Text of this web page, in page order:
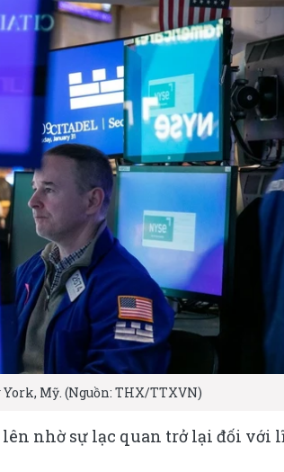
Mỹ. (Nguồn: THX/TTXVN)
nhờ sự lạc quan trở lại đối với